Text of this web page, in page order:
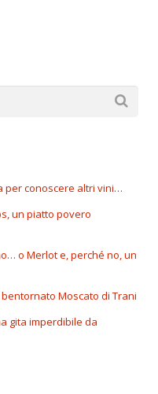
per conoscere altri vini…
un piatto povero
o Merlot e, perché no, un
Moscato di Trani
gita imperdibile da